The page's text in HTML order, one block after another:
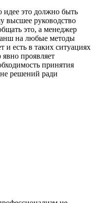
это должно быть
высшее руководство
это, а менеджер
на любые методы
есть в таких ситуациях
проявляет
принятия
решений ради